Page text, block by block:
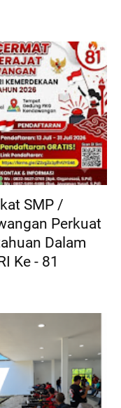
SMP /
Perkuat
Dalam
Ke - 81